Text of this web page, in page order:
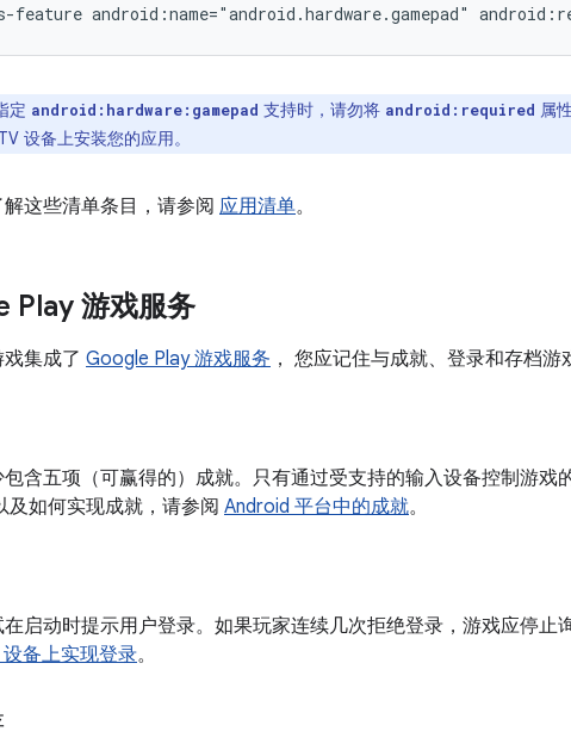
feature android:name="android.hardware.gamepad"
定 android:hardware:gamepad 支持时，请勿将 android:required 属
设备上安装您的应用。
这些清单条目，请参阅 应用清单。
Play 游戏服务
集成了 Google Play 游戏服务 ， 您应记住与成就、登录和存档游
含五项（可赢得的）成就。只有通过受支持的输入设备控制游戏
及如何实现成就，请参阅 Android 平台中的成就。
启动时提示用户登录。如果玩家连续几次拒绝登录，游戏应停止
备上实现登录。